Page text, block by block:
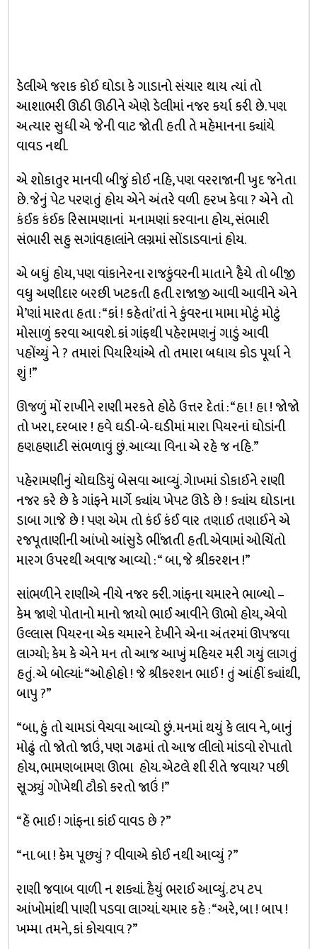
ડેલીએ જરાક કોઈ ઘોડા કે ગાડાનો સંચાર થાય ત્યાં તો
આશાભરી ઊઠી ઊઠીને એણે ડેલીમાં નજર કર્યા કરી છે. પણ
અત્યાર સુધી એ જેની વાટ જોતી હતી તે મહેમાનના ક્યાંયે
વાવડ નથી.
એ શોકાતુર માનવી બીજું કોઈ નહિ, પણ વરરાજાની ખુદ જનેતા
છે. જેનું પેટ પરણતું હોય એને અંતરે વળી હરખ કેવા ? એને તો
કંઈક કંઈક રિસામણાનાં મનામણાં કરવાના હોય, સંભારી
સંભારી સહુ સગાંવહાલાંને લગ્નમાં સોંડાડવાનાં હોય.
એ બધું હોય, પણ વાંકાનેરના રાજકુંવરની માતાને હૈયે તો બીજી
વધુ અણીદાર બરછી ખટકતી હતી. રાજાજી આવી આવીને એને
મે’ણાં મારતા હતા : “કાં ! કહેતાં’તાં ને કુંવરના મામા મોટું મોટું
મોસાળું કરવા આવશે. કાં ગાંફથી પહેરામણનું ગાડું આવી
પહોંચ્યું ને ? તમારાં પિયરિયાંએ તો તમારા બધાય કોડ પૂર્યા ને
શું !”
ઊજળું મોં રાખીને રાણી મરકતે હોઠે ઉત્તર દેતાં : “હા ! હા ! જોજો
તો ખરા, દરબાર ! હવે ઘડી-બે-ઘડીમાં મારા પિયરનાં ઘોડાંની
હણહણાટી સંભળાવું છું. આવ્યા વિના એ રહે જ નહિ.”
પહેરામણીનું ચોઘડિયું બેસવા આવ્યું. ગેાખમાં ડોકાઈને રાણી
નજર કરે છે કે ગાંફને માર્ગે ક્યાંય ખેપટ ઊડે છે ! ક્યાંય ઘોડાના
ડાબા ગાજે છે ! પણ એમ તો કંઈ કંઈ વાર તણાઈ તણાઈને એ
રજપૂતાણીની આંખો આંસુડે ભીંજાતી હતી. એવામાં ઓચિંતો
મારગ ઉપરથી અવાજ આવ્યો : “ બા, જે શ્રીકરશન !”
સાંભળીને રાણીએ નીચે નજર કરી. ગાંફના ચમારને ભાળ્યો –
કેમ જાણે પોતાનો માનો જાયો ભાઈ આવીને ઊભો હોય, એવો
ઉલ્લાસ પિયરના એક ચમારને દેખીને એના અંતરમાં ઊપજવા
લાગ્યો; કેમ કે એને મન તો આજ આખું મહિયર મરી ગયું લાગતું
હતું. એ બોલ્યાં: “ઓહોહો ! જે શ્રીકરશન ભાઈ ! તું આંહીં ક્યાંથી,
બાપુ ?”
“બા, હું તો ચામડાં વેચવા આવ્યો છું. મનમાં થયું કે લાવ ને, બાનું
મોઢું તો જોતો જાઉં, પણ ગઢમાં તો આજ લીલો માંડવો રોપાતો
હોય, ભામણબામણ ઊભા હોય. એટલે શી રીતે જવાય? પછી
સૂઝ્યું ગોખેથી ટૌકો કરતો જાઉં !”
“હેં ભાઈ ! ગાંફના કાંઈ વાવડ છે ?”
“ના. બા ! કેમ પૂછ્યું ? વીવાએ કોઈ નથી આવ્યું ?”
રાણી જવાબ વાળી ન શક્યાં. હૈયું ભરાઈ આવ્યું. ટપ ટપ
આંખોમાંથી પાણી પડવા લાગ્યાં. ચમાર કહે : “અરે, બા ! બાપ !
ખમ્મા તમને, કાં કોચવાવ ?”